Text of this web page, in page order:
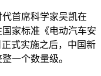
首席科学家吴凯在
家标准《电动汽车安
式实施之后，中国新
一个数量级。